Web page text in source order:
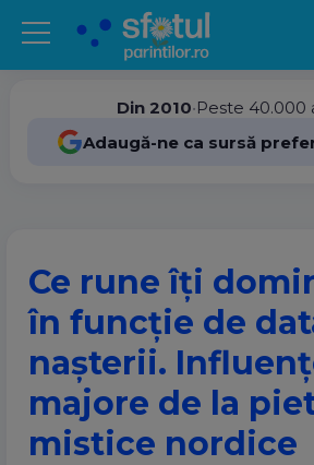
Din 2010•Peste 40.000
Adaugă-ne ca sursă
Ce rune îți
în funcție de
nașterii.
majore de la
mistice nordice